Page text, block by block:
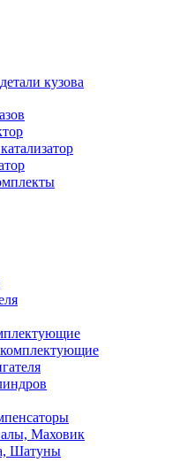
кузова
Маховик
Шатуны